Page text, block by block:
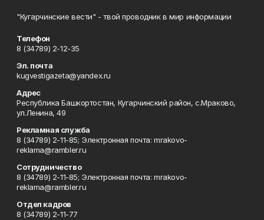
"Кугарчинские вести" - твой проводник в мир информации
Телефон
8 (34789) 2-12-35
Эл. почта
kugvestigazeta@yandex.ru
Адрес
Республика Башкортостан, Кугарчинский район, с.Мраково,
ул.Ленина, 49
Рекламная служба
8 (34789) 2-11-85; Электронная почта: mrakovo-
reklama@rambler.ru
Сотрудничество
8 (34789) 2-11-85; Электронная почта: mrakovo-
reklama@rambler.ru
Отдел кадров
8 (34789) 2-11-77